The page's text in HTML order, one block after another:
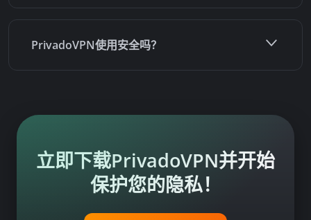
PrivadoVPN使用安全吗？
立即下载PrivadoVPN并开始
保护您的隐私！